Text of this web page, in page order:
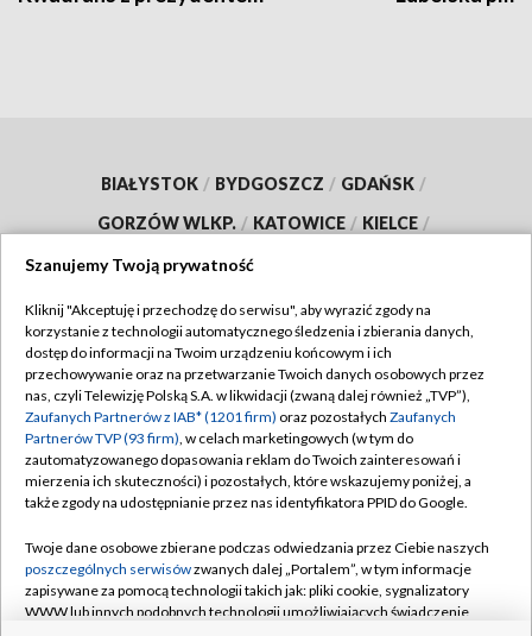
BIAŁYSTOK / BYDGOSZCZ / GDAŃSK /
GORZÓW WLKP. / KATOWICE / KIELCE /
KRAKÓW / LUBLIN
OPOLE
/ POZNAŃ / RZESZÓW
SZCZECIN / WARSZAWA / WROCŁAW
Dołącz do nas:
TVP
Abonament TVP
Emisja w TVP
Centrum informacji TVP
Regulamin TVP
Polityka prywatności
Szanujemy Twoją prywatność
Kliknij "Akceptuję i przechodzę do serwisu", aby wyrazić zgody na
korzystanie z technologii automatycznego śledzenia i zbierania danych,
dostęp do informacji na Twoim urządzeniu końcowym i ich
przechowywanie oraz na przetwarzanie Twoich danych osobowych przez
nas, czyli Telewizję Polską S.A. w likwidacji (zwaną dalej również „TVP”),
Zaufanych Partnerów z IAB* (1201 firm) oraz pozostałych Zaufanych
Partnerów TVP (93 firm), w celach marketingowych (w tym do
zautomatyzowanego dopasowania reklam do Twoich zainteresowań i
mierzenia ich skuteczności) i pozostałych, które wskazujemy poniżej, a
także zgody na udostępnianie przez nas identyfikatora PPID do Google.
Twoje dane osobowe zbierane podczas odwiedzania przez Ciebie naszych
poszczególnych serwisówzwanych dalej „Portalem”, w tym informacje
zapisywane za pomocą technologii takich jak: pliki cookie, sygnalizatory
WWW lub innych podobnych technologii umożliwiających świadczenie